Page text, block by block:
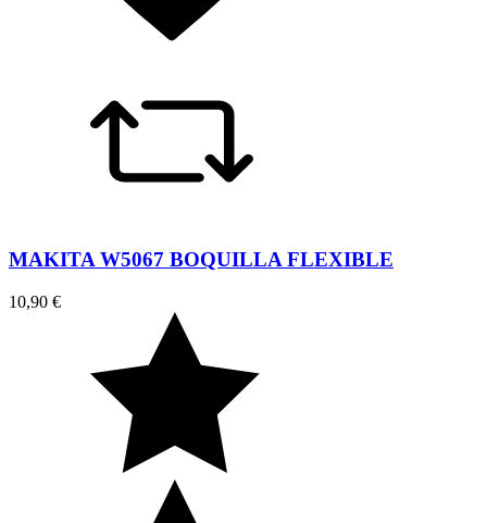
MAKITA W5067 BOQUILLA FLEXIBLE
10,90 €